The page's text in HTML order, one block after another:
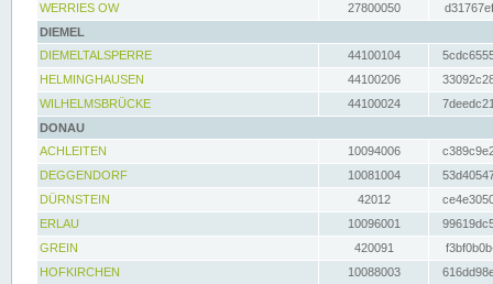
WERRIES OW
27800050
DIEMEL
DIEMELTALSPERRE
44100104
HELMINGHAUSEN
44100206
WILHELMSBRÜCKE
44100024
DONAU
ACHLEITEN
10094006
DEGGENDORF
10081004
DÜRNSTEIN
42012
ERLAU
10096001
GREIN
420091
HOFKIRCHEN
10088003